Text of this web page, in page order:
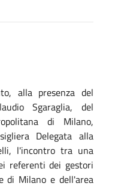
alla presenza del
Sgaraglia, del
di Milano,
Delegata alla
l'incontro tra una
referenti dei gestori
di Milano e dell'area